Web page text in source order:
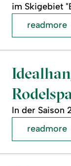
im Skigebiet
readmore
In der Saison
readmore